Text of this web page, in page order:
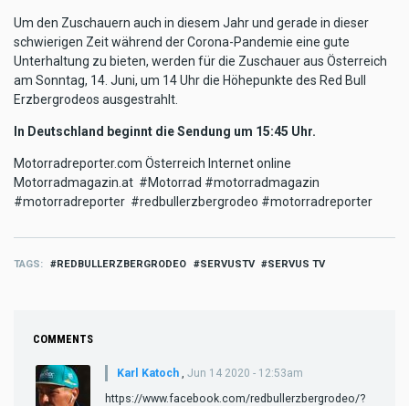
Um den Zuschauern auch in diesem Jahr und gerade in dieser
schwierigen Zeit während der Corona-Pandemie eine gute
Unterhaltung zu bieten, werden für die Zuschauer aus Österreich
am Sonntag, 14. Juni, um 14 Uhr die Höhepunkte des Red Bull
Erzbergrodeos ausgestrahlt.
In Deutschland beginnt die Sendung um 15:45 Uhr.
Motorradreporter.com Österreich Internet online
Motorradmagazin.at #Motorrad #motorradmagazin
#motorradreporter #redbullerzbergrodeo #motorradreporter
TAGS REDBULLERZBERGRODEO SERVUSTV SERVUS TV
COMMENTS
Karl Katoch Jun 14 2020 - 12:53am
https://www.facebook.com/redbullerzbergrodeo/?